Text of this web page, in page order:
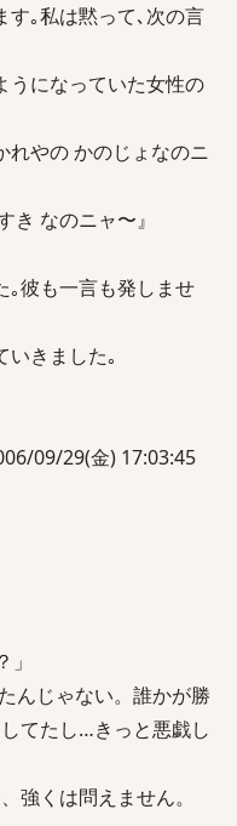
す｡私は黙って､次の言
うになっていた女性の
れやの かのじょなのニ
き なのニャ〜』
｡彼も一言も発しませ
いきました｡
09/29(金) 17:03:45
んじゃない。誰かが勝
てたし…きっと悪戯し
強くは問えません。